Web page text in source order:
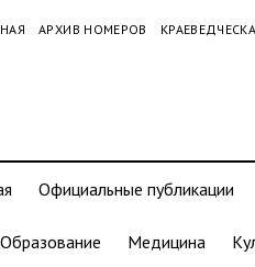
АРХИВ НОМЕРОВ
Официальные публикации
Образование Медицина